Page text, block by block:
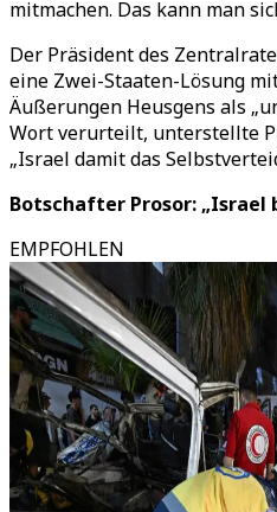
mitmachen. Das kann man
Der Präsident des
eine Zwei-Staaten-Lösung
Äußerungen Heusgens als
Wort verurteilt, unterstellte
„Israel damit das
Botschafter Prosor: „Israel
EMPFOHLEN